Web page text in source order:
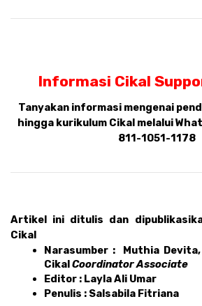
Informasi Cikal
Tanyakan informasi mengenai
hingga kurikulum Cikal melalui
811-1051-1178
Artikel ini ditulis dan
Cikal
Narasumber :  Muthia
Cikal Coordinator Associate
Editor : Layla Ali Umar
Penulis : Salsabila Fitriana